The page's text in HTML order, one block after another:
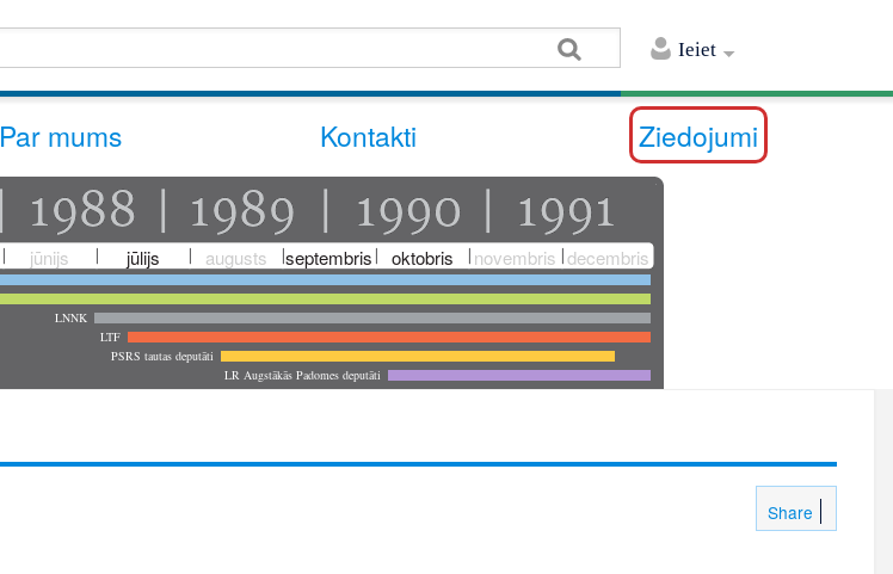
Ieiet
Par mums Kontakti Ziedojumi
jūnijs jūlijs augusts septembris oktobris novembris decembris
LNNK
LTF
PSRS tautas deputāti
LR Augstākās Padomes deputāti
Share